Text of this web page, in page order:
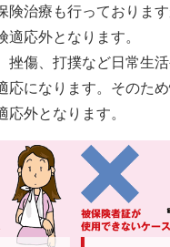
険治療も行っておりま
適応外となります。
挫傷、打撲など日常生
応になります。そのた
応外となります。